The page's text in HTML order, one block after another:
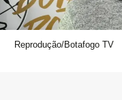
Reprodução/Botafogo TV